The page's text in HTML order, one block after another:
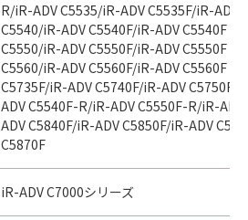
R/iR-ADV C5535/iR-ADV C5535F/iR-ADV
C5540/iR-ADV C5540F/iR-ADV C5540F
C5550/iR-ADV C5550F/iR-ADV C5550F
C5560/iR-ADV C5560F/iR-ADV C5560F
C5735F/iR-ADV C5740F/iR-ADV C5750F/
ADV C5540F-R/iR-ADV C5550F-R/iR-
ADV C5840F/iR-ADV C5850F/iR-ADV
C5870F
iR-ADV C7000シリーズ